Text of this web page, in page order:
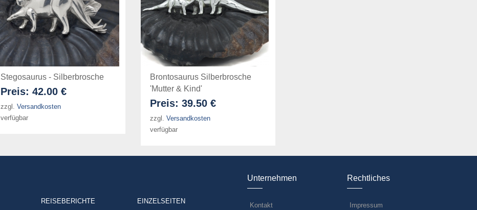
Stegosaurus - Silberbrosche
Preis: 42.00 €
zzgl. Versandkosten
verfügbar
Brontosaurus Silberbrosche
'Mutter & Kind'
Preis: 39.50 €
zzgl. Versandkosten
verfügbar
REISEBERICHTE EINZELSEITEN
Unternehmen
Kontakt
Rechtliches
Impressum